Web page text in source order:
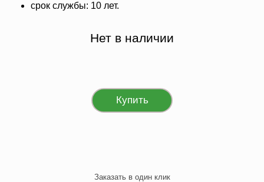
срок службы: 10 лет.
Нет в наличии
Купить
Заказать в один клик